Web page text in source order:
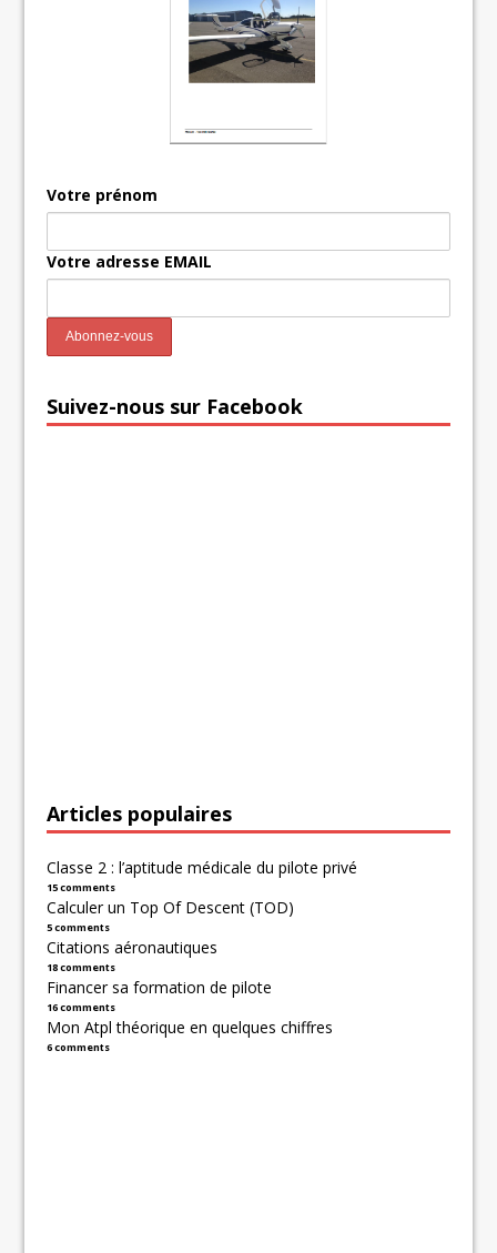
Votre prénom
Votre adresse EMAIL
Suivez-nous sur Facebook
Articles populaires
Classe 2 : l’aptitude médicale du pilote privé
15 comments
Calculer un Top Of Descent (TOD)
5 comments
Citations aéronautiques
18 comments
Financer sa formation de pilote
16 comments
Mon Atpl théorique en quelques chiffres
6 comments